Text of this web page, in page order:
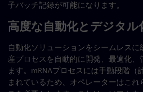
子バッチ記録が可能になります。
高度な自動化とデジタル
自動化ソリューションをシームレスに
産プロセスを自動的に開発、最適化、
ます。mRNAプロセスには手動段階（
まれているため、オペレーターはこれ